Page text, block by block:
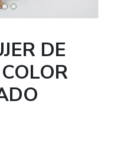
DE